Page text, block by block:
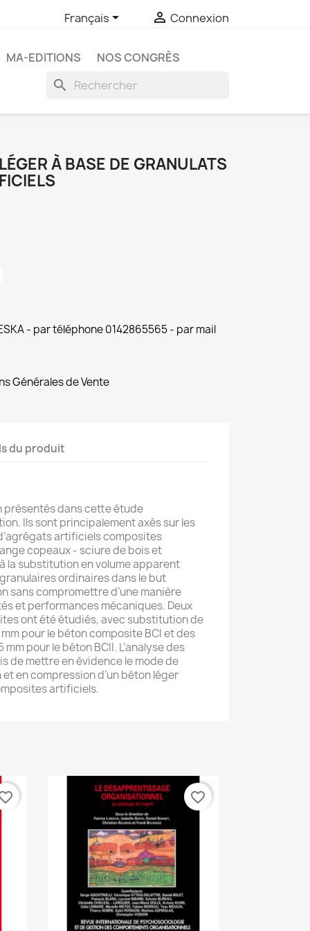
Français  Connexion
MA-EDITIONS NOS CONGRÈS
search
À BASE DE GRANULATS
- par téléphone 0142865565 - par mail
Générales de Vente
du produit
présentés dans cette étude
Ils sont principalement axés sur les
artificiels composites
copeaux - sciure de bois et
la substitution en volume apparent
ordinaires dans le but
sans compromettre d’une manière
et performances mécaniques. Deux
ont été étudiés, avec substitution de
pour le béton composite BCI et des
pour le béton BCII. L’analyse des
de mettre en évidence le mode de
en compression d’un béton léger
artificiels.
favorite_border